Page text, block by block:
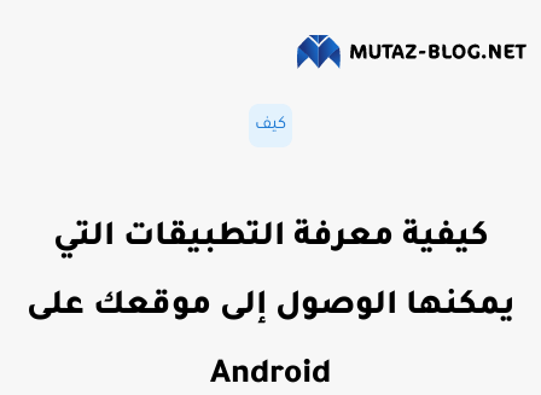
كيف
كيفية معرفة التطبيقات التي
يمكنها الوصول إلى موقعك على
Android